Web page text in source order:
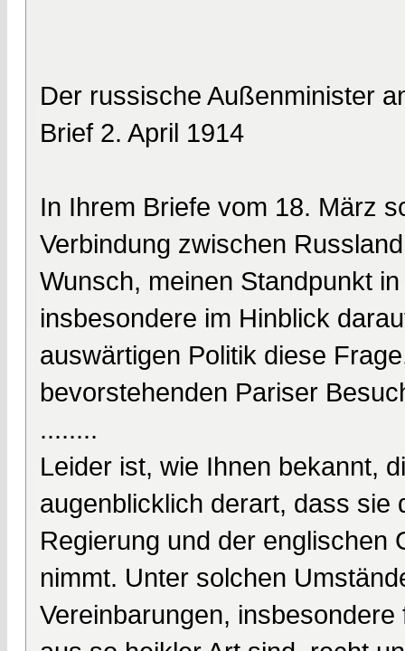
Der russische Außenminister
Brief 2. April 1914
In Ihrem Briefe vom 18. März
Verbindung zwischen
Wunsch, meinen Standpunkt
insbesondere im Hinblick
auswärtigen Politik diese
bevorstehenden Pariser
........
Leider ist, wie Ihnen bekannt,
augenblicklich derart, dass sie
Regierung und der englischen
nimmt. Unter solchen
Vereinbarungen,